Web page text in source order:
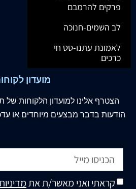
פרקים להרמבם
לב השמים-חנוכה
לאמונת עתנו-סט חי
כרכים
מועדון
הצטרף אלינו למועדון הלקוחות של
הודעות בדבר מבצעים מיוחדים או
קראתי ואני מאשר/ת את